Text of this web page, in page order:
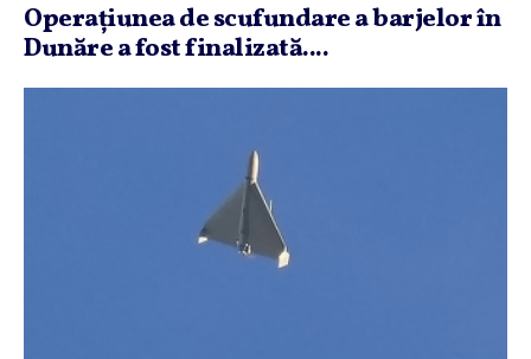
Operaţiunea de scufundare a barjelor în
Dunăre a fost finalizată....